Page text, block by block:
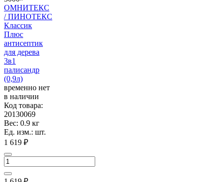
ОМНИТЕКС
/ ПИНОТЕКС
Классик
Плюс
антисептик
для дерева
3в1
палисандр
(0,9л)
временно нет
в наличии
Код товара:
20130069
Вес: 0.9 кг
Ед. изм.: шт.
1 619 ₽